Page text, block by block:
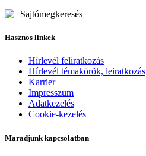
Sajtómegkeresés
Hasznos linkek
Hírlevél feliratkozás
Hírlevél témakörök, leiratkozás
Karrier
Impresszum
Adatkezelés
Cookie-kezelés
Maradjunk kapcsolatban